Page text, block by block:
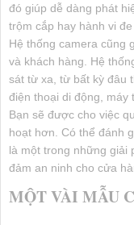
đó giúp dễ dàng phát
trộm cắp hay hành vi đe
Hệ thống camera cũng
và khách hàng. Hệ
sát từ xa, từ bất kỳ đâu
điện thoại di động, máy
Bạn sẽ được cho việc
hoạt hơn. Có thể đánh
là một trong những giải
đảm an ninh cho cửa
MỘT VÀI MẪU